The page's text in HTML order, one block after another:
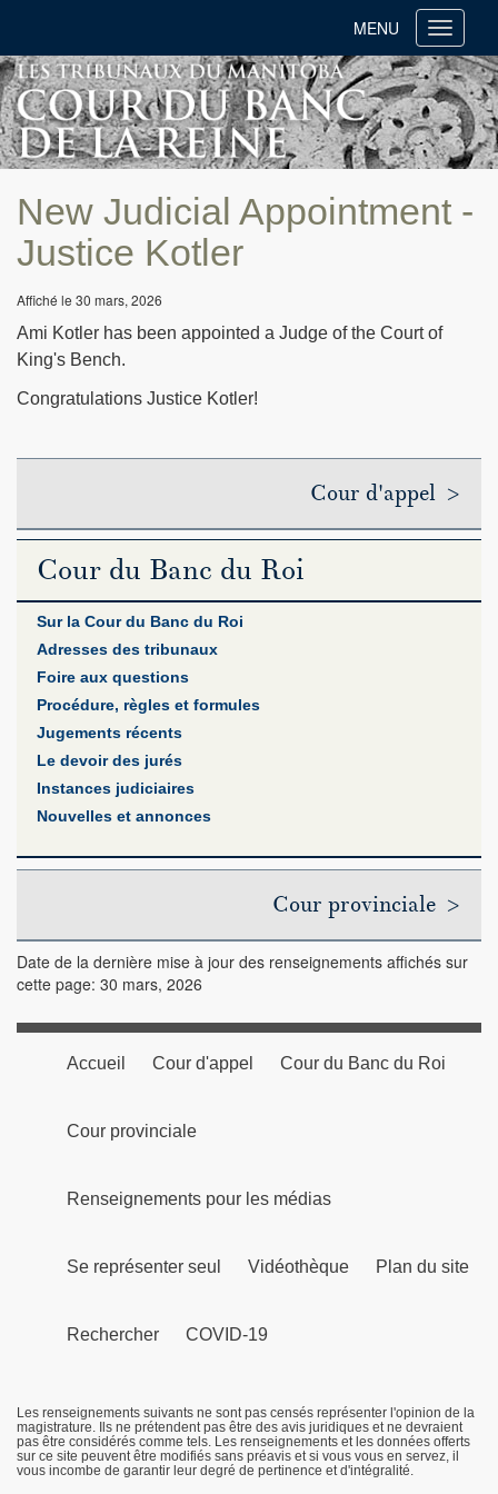
Toggle
MENU
New Judicial Appointment -
Justice Kotler
Affiché le 30 mars, 2026
Ami Kotler has been appointed a Judge of the Court of
King's Bench.
Congratulations Justice Kotler!
Cour d'appel >
Cour du Banc du Roi
Sur la Cour du Banc du Roi
Adresses des tribunaux
Foire aux questions
Procédure, règles et formules
Jugements récents
Le devoir des jurés
Instances judiciaires
Nouvelles et annonces
Cour provinciale >
Date de la dernière mise à jour des renseignements affichés sur
cette page: 30 mars, 2026
Accueil Cour d'appel Cour du Banc du Roi
Cour provinciale
Renseignements pour les médias
Se représenter seul Vidéothèque Plan du site
Rechercher COVID-19
Les renseignements suivants ne sont pas censés représenter l'opinion de la
magistrature. Ils ne prétendent pas être des avis juridiques et ne devraient
pas être considérés comme tels. Les renseignements et les données offerts
sur ce site peuvent être modifiés sans préavis et si vous vous en servez, il
vous incombe de garantir leur degré de pertinence et d'intégralité.